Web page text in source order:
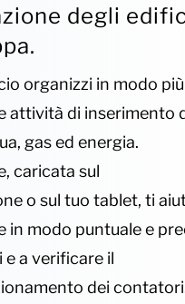
degli
organizzi in modo più
attività di inserimento
gas ed energia.
caricata sul
o sul tuo tablet, ti
in modo puntuale e
e a verificare il
dei